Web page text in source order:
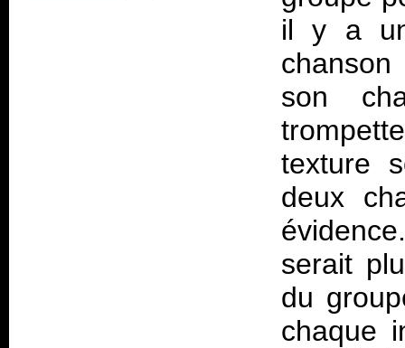
il y a
son
texture
deux
serait
du
chaque